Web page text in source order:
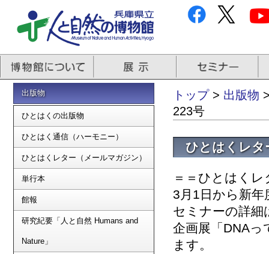
出版物
ひとはくの出版物
ひとはく通信（ハーモニー）
ひとはくレター（メールマガジン）
単行本
館報
研究紀要「人と自然 Humans and
Nature」
トップ> 出版物
223号
ひとはくレタ
＝＝ひとはく
3月1日から新
セミナーの詳細
企画展「DNA
ます。